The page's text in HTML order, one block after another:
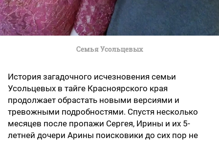
Семья Усольцевых
История загадочного исчезновения семьи
Усольцевых в тайге Красноярского края
продолжает обрастать новыми версиями и
тревожными подробностями. Спустя несколько
месяцев после пропажи Сергея, Ирины и их 5-
летней дочери Арины поисковики до сих пор не